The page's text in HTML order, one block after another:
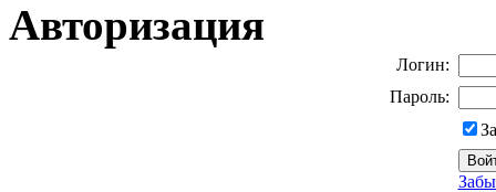
Авторизация
Логин:
Пароль: